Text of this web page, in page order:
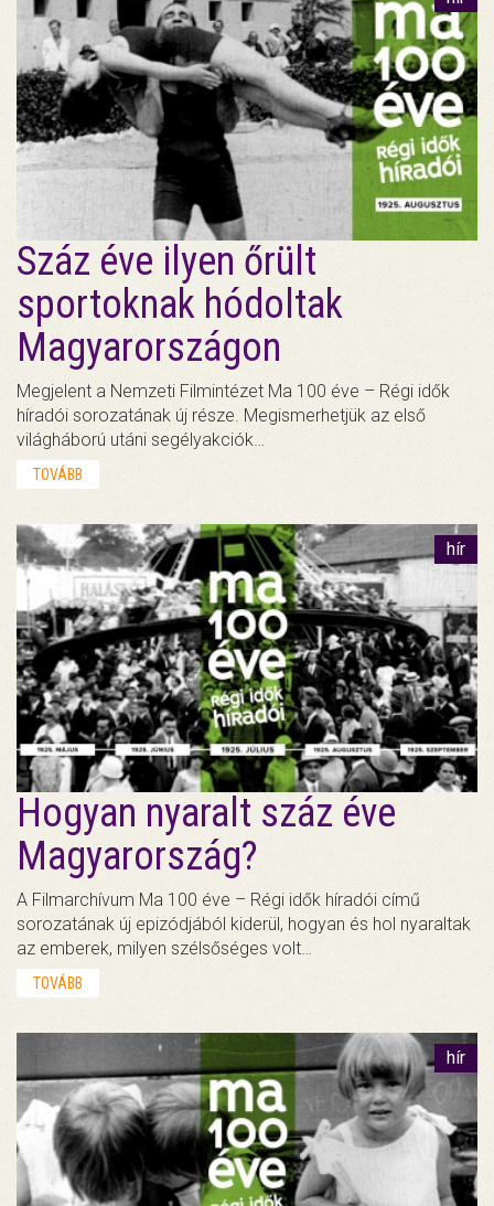
Száz éve ilyen őrült
sportoknak hódoltak
Magyarországon
Megjelent a Nemzeti Filmintézet Ma 100 éve – Régi idők
híradói sorozatának új része. Megismerhetjük az első
világháború utáni segélyakciók…
TOVÁBB
hír
Hogyan nyaralt száz éve
Magyarország?
A Filmarchívum Ma 100 éve – Régi idők híradói című
sorozatának új epizódjából kiderül, hogyan és hol nyaraltak
az emberek, milyen szélsőséges volt…
TOVÁBB
hír